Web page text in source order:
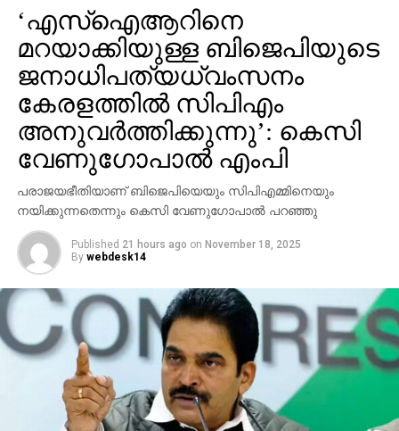
‘എസ്‌ഐആറിനെ
മറയാക്കിയുള്ള ബിജെപിയുടെ
ജനാധിപത്യധ്വംസനം
കേരളത്തില്‍ സിപിഎം
അനുവര്‍ത്തിക്കുന്നു’: കെസി
വേണുഗോപാല്‍ എംപി
പരാജയഭീതിയാണ് ബിജെപിയെയും സിപിഎമ്മിനെയും
നയിക്കുന്നതെന്നും കെസി വേണുഗോപാല്‍ പറഞ്ഞു
Published 21 hours ago on November 18, 2025
By webdesk14